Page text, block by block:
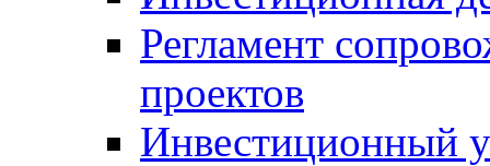
Регламент
проектов
Инвестиционный